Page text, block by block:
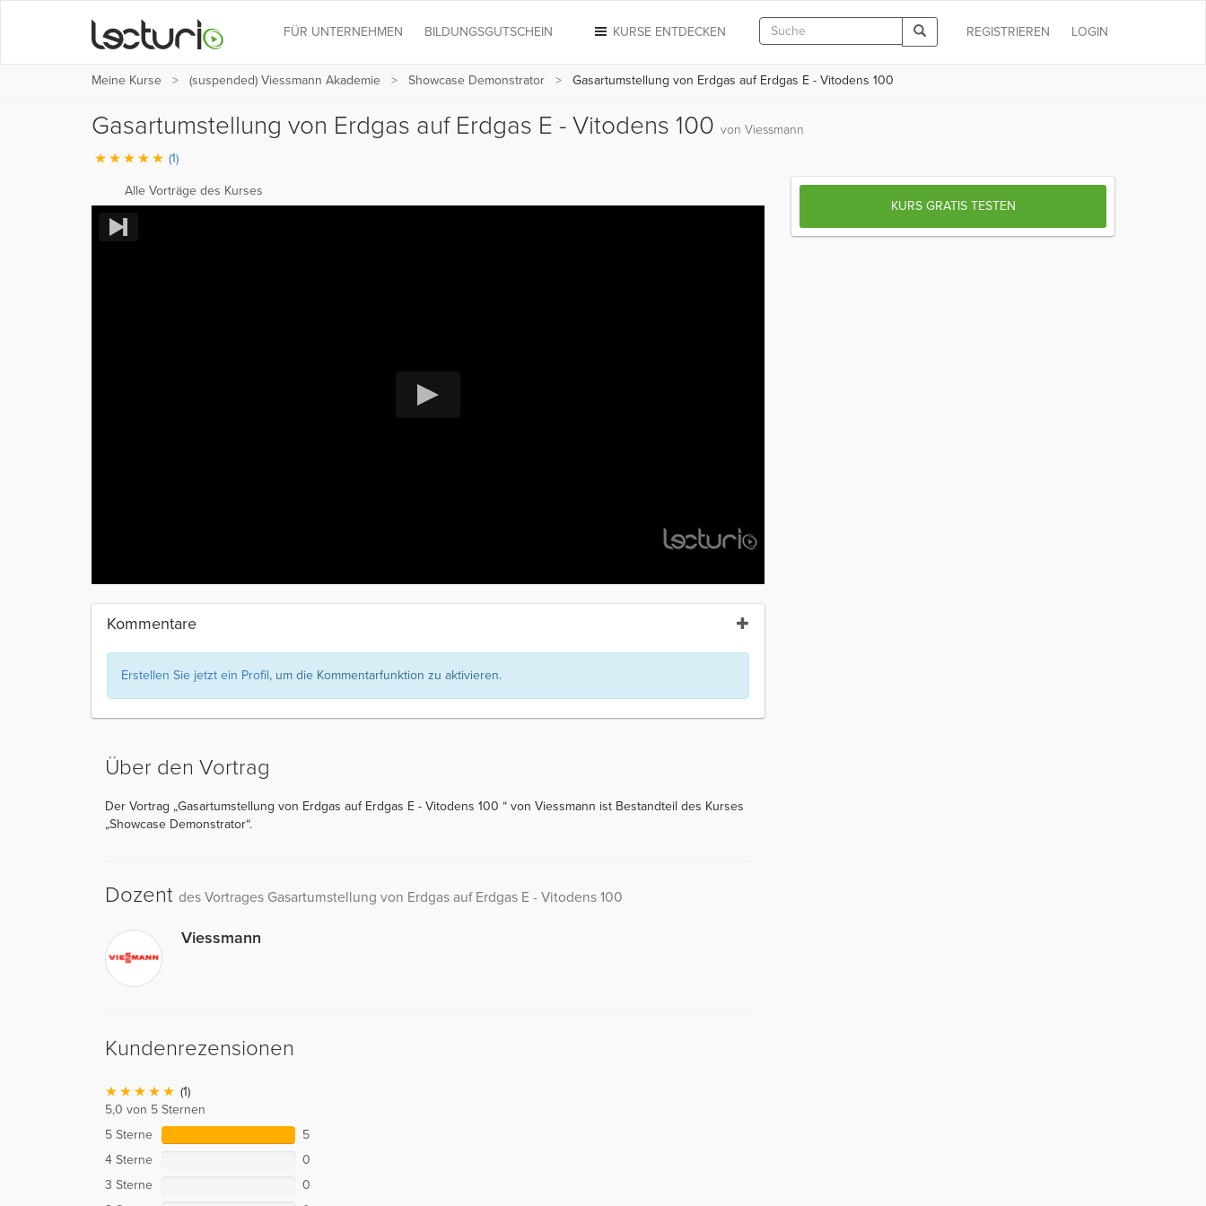
LOGIN
REGISTRIEREN
KURSE ENTDECKEN
FÜR UNTERNEHMEN BILDUNGSGUTSCHEIN
Meine Kurse (suspended) Viessmann Akademie Showcase Demonstrator Gasartumstellung von Erdgas auf Erdgas E - Vitodens 100
Gasartumstellung von Erdgas auf Erdgas E - Vitodens 100 von Viessmann
(1)
Alle Vorträge des Kurses
Kommentare
Erstellen Sie jetzt ein Profil, um die Kommentarfunktion zu aktivieren.
Über den Vortrag
Der Vortrag „Gasartumstellung von Erdgas auf Erdgas E - Vitodens 100 “ von Viessmann ist Bestandteil des Kurses
„Showcase Demonstrator“.
Dozent des Vortrages Gasartumstellung von Erdgas auf Erdgas E - Vitodens 100
Viessmann
Kundenrezensionen
(1)
5,0 von 5 Sternen
5 Sterne
5
4 Sterne
0
3 Sterne
0
KURS GRATIS TESTEN